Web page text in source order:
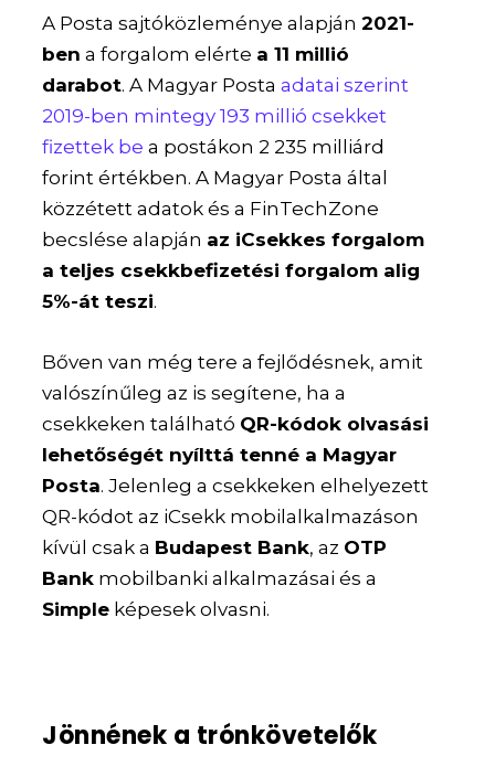
A Posta sajtóközleménye alapján2021-
ben a forgalom elérte a 11 millió
darabot. A Magyar Postaadatai szerint
2019-ben mintegy 193 millió csekket
fizettek be a postákon 2 235 milliárd
forint értékben. A Magyar Posta által
közzétett adatok és a FinTechZone
becslése alapján az iCsekkes forgalom
a teljes csekkbefizetési forgalom alig
5%-át teszi.
Bőven van még tere a fejlődésnek, amit
valószínűleg az is segítene, ha a
csekkeken található QR-kódok olvasási
lehetőségét nyílttá tenné a Magyar
Posta. Jelenleg a csekkeken elhelyezett
QR-kódot az iCsekk mobilalkalmazáson
kívül csak a Budapest Bank, az OTP
Bank mobilbanki alkalmazásai és a
Simple képesek olvasni.
Jönnének a trónkövetelők